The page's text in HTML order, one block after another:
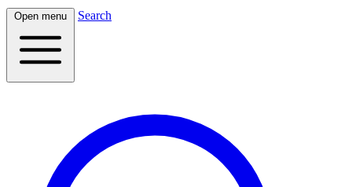
Open menu Search